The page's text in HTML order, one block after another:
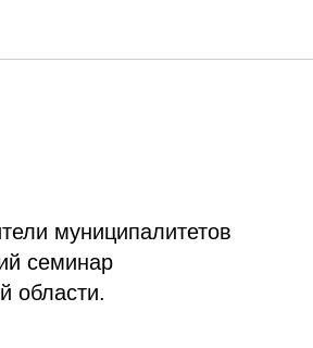
муниципалитетов
семинар
области.